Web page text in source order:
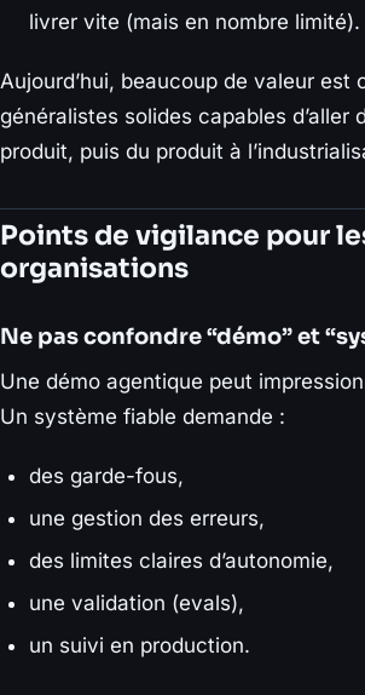
livrer vite (mais en nombre limité).
Aujourd’hui, beaucoup de valeur est
généralistes solides capables d’aller
produit, puis du produit à
Points de vigilance pour
organisations
Ne pas confondre “démo” et
Une démo agentique peut
Un système fiable demande :
des garde-fous,
une gestion des erreurs,
des limites claires d’autonomie,
une validation (evals),
un suivi en production.